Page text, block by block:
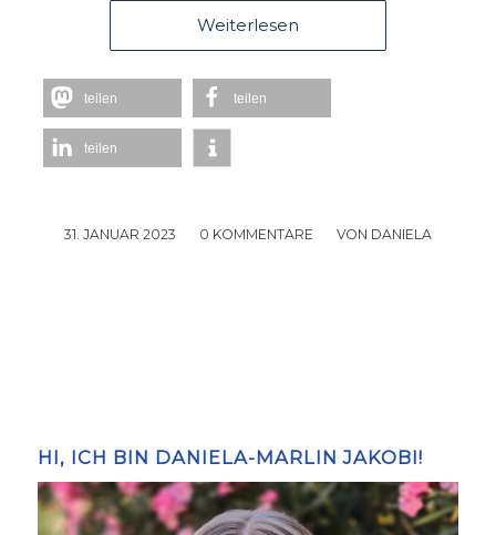
Weiterlesen
teilen teilen
teilen
31. JANUAR 2023
/ 0 KOMMENTARE
/ VON DANIELA
HI, ICH BIN DANIELA-MARLIN JAKOBI!